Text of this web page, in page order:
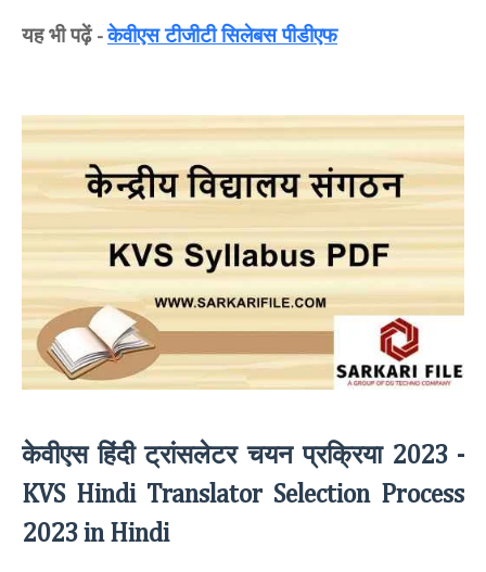
यह भी पढ़ें -केवीएस टीजीटी सिलेबस पीडीएफ
केवीएस हिंदी ट्रांसलेटर चयन प्रक्रिया 2023 -
KVS Hindi Translator Selection Process
2023 in Hindi